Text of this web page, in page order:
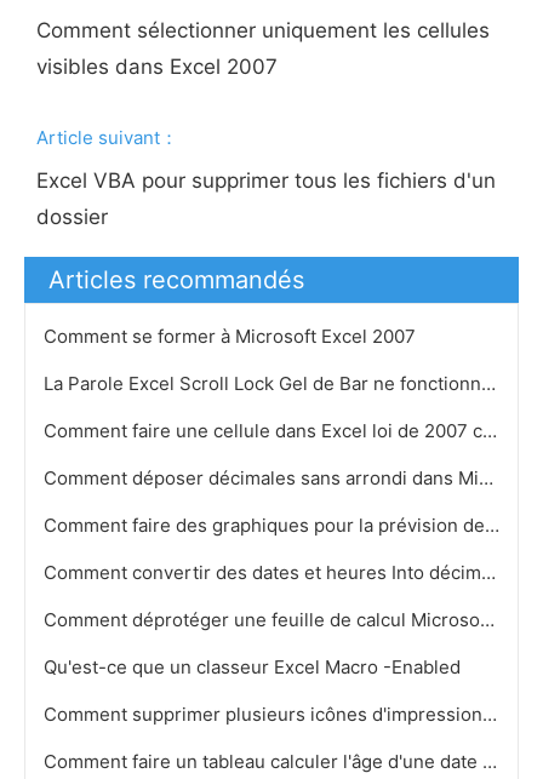
Comment sélectionner uniquement les cellules
visibles dans Excel 2007
Article suivant：
Excel VBA pour supprimer tous les fichiers d'un
dossier
Articles recommandés
Comment se former à Microsoft Excel 2007
La Parole Excel Scroll Lock Gel de Bar ne fonctionnera pas
Comment faire une cellule dans Excel loi de 2007 comme une case à cocher
Comment déposer décimales sans arrondi dans Microsoft Excel
Comment faire des graphiques pour la prévision des ventes dans Excel
Comment convertir des dates et heures Into décimales dans Excel 2003
Comment déprotéger une feuille de calcul Microsoft Excel Password
Qu'est-ce que un classeur Excel Macro -Enabled
Comment supprimer plusieurs icônes d'impression sous Microsoft Excel
Comment faire un tableau calculer l'âge d'une date de naissance dans Microsoft Access